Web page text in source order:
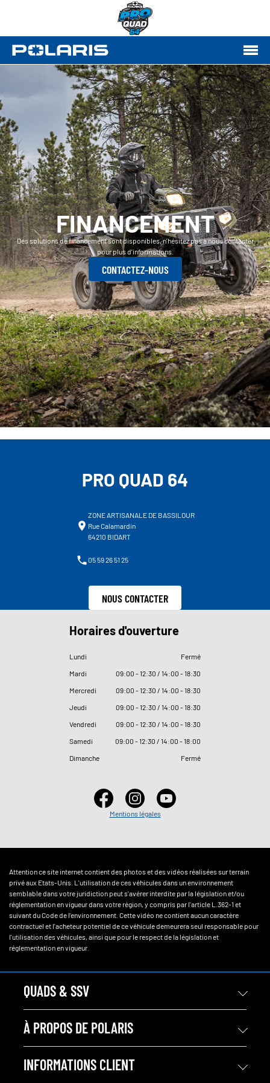
FINANCEMENT
Des solutions de financement sont disponibles, n'hésitez pas à nous contacter
pour plus d'informations.
PRO QUAD 64
ZONE ARTISANALE DE BASSILOUR
Rue Calamardin
64210 BIDART
05 59 26 51 25
NOUS CONTACTER
Horaires d'ouverture
Lundi
Fermé
Mardi
09:00 - 12:30 / 14:00 - 18:30
Mercredi
09:00 - 12:30 / 14:00 - 18:30
Jeudi
09:00 - 12:30 / 14:00 - 18:30
Vendredi
09:00 - 12:30 / 14:00 - 18:30
Samedi
09:00 - 12:30 / 14:00 - 18:00
Dimanche
Fermé
Mentions légales
Attention ce site internet contient des photos et des vidéos réalisées sur terrain
privé aux Etats-Unis. L'utilisation de ces véhicules dans un environnement
semblable dans votre juridiction peut s'avérer interdite par la législation et/ou
réglementation en vigueur dans votre région, y compris par l'article L.362-1 et
suivant du Code de l'environnement. Cette vidéo ne contient aucun caractère
contractuel et l'acheteur potentiel de ce véhicule demeurera seul responsable pour
l'utilisation des véhicules, ainsi que pour le respect de la législation et
réglementation en vigueur.
QUADS & SSV
À PROPOS DE POLARIS
INFORMATIONS CLIENT